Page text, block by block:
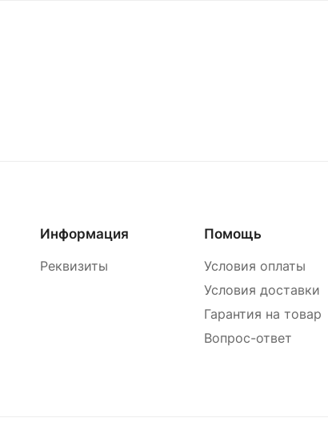
Информация
Реквизиты
Помощь
Условия оплаты
Условия доставки
Гарантия на товар
Вопрос-ответ